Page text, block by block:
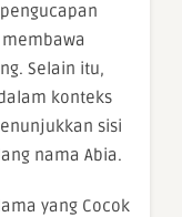
Selain itu,
konteks
sisi
nama Abia.
yang Cocok